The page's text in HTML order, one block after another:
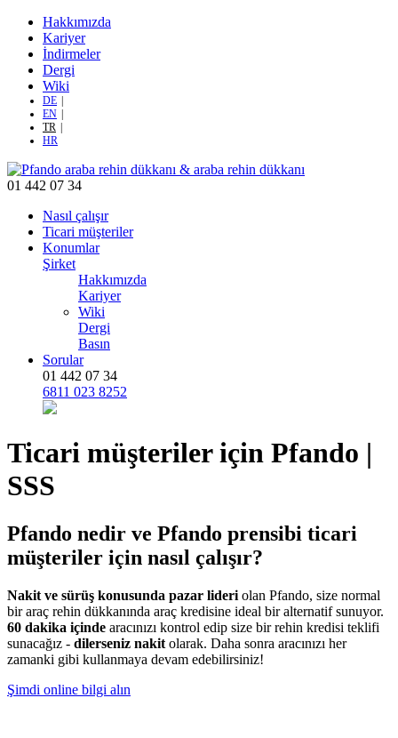
Hakkımızda
Kariyer
İndirmeler
Dergi
Wiki
DE
EN
TR
HR
01 442 07 34
Nasıl çalışır
Ticari müşteriler
Konumlar
Şirket
Hakkımızda
Kariyer
Wiki
Dergi
Basın
Sorular
01 442 07 34
6811 023 8252
Ticari müşteriler için Pfando |
SSS
Pfando nedir ve Pfando prensibi ticari
müşteriler için nasıl çalışır?
Nakit ve sürüş konusunda pazar lideri olan Pfando, size normal
bir araç rehin dükkanında araç kredisine ideal bir alternatif sunuyor.
60 dakika içinde aracınızı kontrol edip size bir rehin kredisi teklifi
sunacağız - dilerseniz nakit olarak. Daha sonra aracınızı her
zamanki gibi kullanmaya devam edebilirsiniz!
Şimdi online bilgi alın